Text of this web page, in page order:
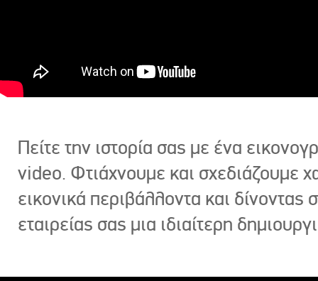
Πείτε την ιστορία σας με ένα
video. Φτιάχνουμε και σχεδιάζουμε
εικονικά περιβάλλοντα και δίνοντας
εταιρείας σας μια ιδιαίτερη